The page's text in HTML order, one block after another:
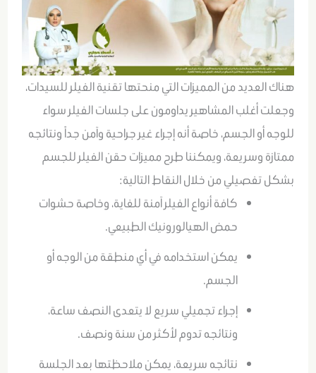
هناك العديد من المميزات التي منحتها تقنية الفيلر للسيدات،
وجعلت أغلب المشاهير يداومون على جلسات الفيلر سواء
للوجه أو الجسم، خاصة أنه إجراء غير جراحية وآمن جداً ونتائجه
ممتازة وسريعة، ويمكننا طرح مميزات حقن الفيلر للجسم
بشكل تفصيلي من خلال النقاط التالية:
كافة أنواع الفيلر آمنة للغاية، وخاصة حشوات
حمض الهيالورونيك الطبيعي.
يمكن استخدامه في أي منطقة من الوجه أو
الجسم.
إجراء تجميلي سريع لا يتعدى النصف ساعة،
ونتائجه تدوم لأكثر من سنة ونصف.
نتائجه سريعة، يمكن ملاحظتها بعد الجلسة